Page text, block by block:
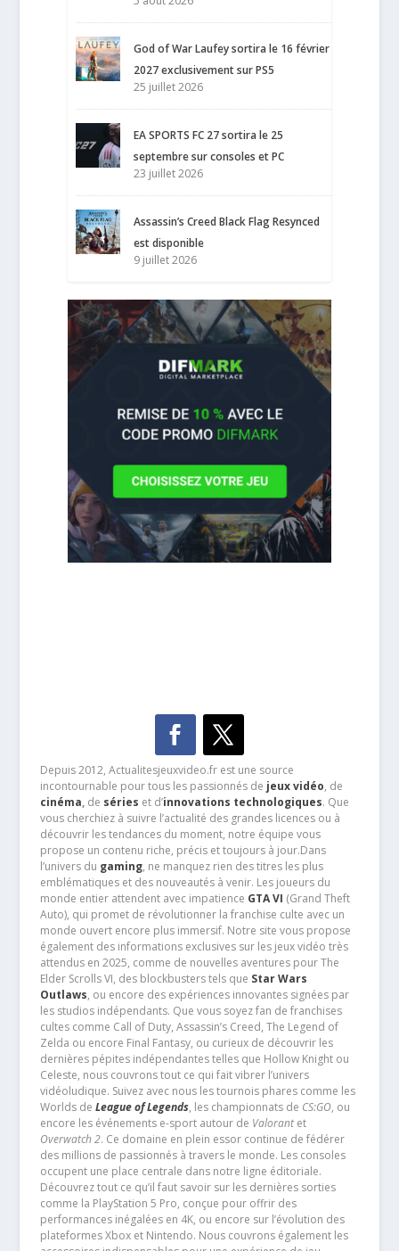
God of War Laufey sortira le 16 février
2027 exclusivement sur PS5
25 juillet 2026
EA SPORTS FC 27 sortira le 25
septembre sur consoles et PC
23 juillet 2026
Assassin’s Creed Black Flag Resynced
est disponible
9 juillet 2026
Depuis 2012, Actualitesjeuxvideo.fr est une source
incontournable pour tous les passionnés de jeux vidéo, de
cinéma,de séries et d’innovations technologiques. Que
vous cherchiez à suivre l’actualité des grandes licences ou à
découvrir les tendances du moment, notre équipe vous
propose un contenu riche, précis et toujours à jour.Dans
l’univers du gaming, ne manquez rien des titres les plus
emblématiques et des nouveautés à venir. Les joueurs du
monde entier attendent avec impatience GTA VI (Grand Theft
Auto), qui promet de révolutionner la franchise culte avec un
monde ouvert encore plus immersif. Notre site vous propose
également des informations exclusives sur les jeux vidéo très
attendus en 2025, comme de nouvelles aventures pour The
Elder Scrolls VI, des blockbusters tels que Star Wars
Outlaws, ou encore des expériences innovantes signées par
les studios indépendants. Que vous soyez fan de franchises
cultes comme Call of Duty, Assassin’s Creed, The Legend of
Zelda ou encore Final Fantasy, ou curieux de découvrir les
dernières pépites indépendantes telles que Hollow Knight ou
Celeste, nous couvrons tout ce qui fait vibrer l’univers
vidéoludique. Suivez avec nous les tournois phares comme les
Worlds de League of Legends, les championnats de CS:GO, ou
encore les événements e-sport autour de Valorantet
Overwatch 2. Ce domaine en plein essor continue de fédérer
des millions de passionnés à travers le monde. Les consoles
occupent une place centrale dans notre ligne éditoriale.
Découvrez tout ce qu’il faut savoir sur les dernières sorties
comme la PlayStation 5 Pro, conçue pour offrir des
performances inégalées en 4K, ou encore sur l’évolution des
plateformes Xbox et Nintendo. Nous couvrons également les